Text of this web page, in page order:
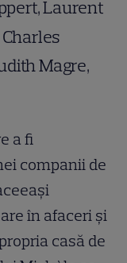
Laurent
Magre,
a fi
companii de
în afaceri şi
casă de